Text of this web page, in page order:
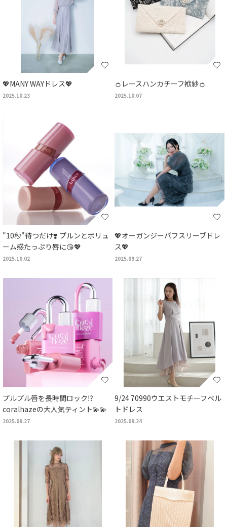
💖MANY WAYドレス💖
2025.10.23
👛レースハンカチーフ袱紗👛
2025.10.07
"10秒"待つだけ❣️ プルンとボリュ
ーム感たっぷり唇に😘💖
2025.10.02
💖オーガンジーパフスリーブドレ
ス💖
2025.09.27
プルプル唇を長時間ロック⁉
coralhazeの大人気ティント💫💫
2025.09.27
9/24 70990ウエストモチーフベル
トドレス
2025.09.24